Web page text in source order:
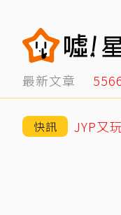
最新文章
快訊 JYP又